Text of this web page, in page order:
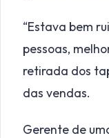
“Estava bem
pessoas,
retirada dos
das vendas.
Gerente de